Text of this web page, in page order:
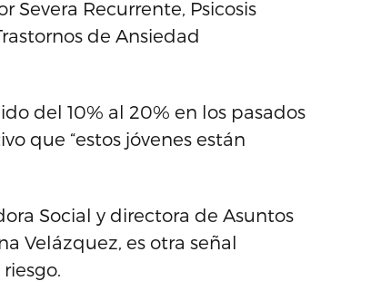
Severa Recurrente, Psicosis
de Ansiedad
del 10% al 20% en los pasados
que “estos jóvenes están
Social y directora de Asuntos
Velázquez, es otra señal